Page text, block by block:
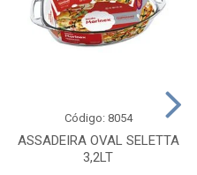
ASSADEIRA OVAL SELETTA
3,2LT
Código: 8054